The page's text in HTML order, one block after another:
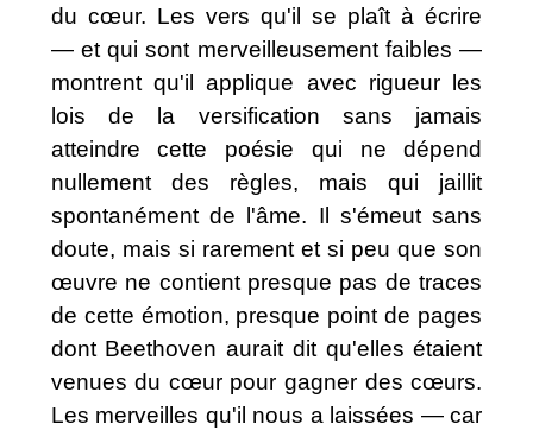
du cœur. Les vers qu'il se plaît à écrire
— et qui sont merveilleusement faibles —
montrent qu'il applique avec rigueur les
lois de la versification sans jamais
atteindre cette poésie qui ne dépend
nullement des règles, mais qui jaillit
spontanément de l'âme. Il s'émeut sans
doute, mais si rarement et si peu que son
œuvre ne contient presque pas de traces
de cette émotion, presque point de pages
dont Beethoven aurait dit qu'elles étaient
venues du cœur pour gagner des cœurs.
Les merveilles qu'il nous a laissées — car